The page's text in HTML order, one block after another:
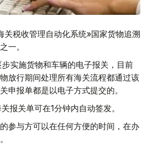
关税收管理自动化系统»国家货物追溯
一。
实施货物和车辆的电子报关，目前
放行期间处理所有海关流程都通过该
申报单都是以电子方式提交的。
报关单可在1分钟内自动签发。
参与方可以在任何方便的时间，在办